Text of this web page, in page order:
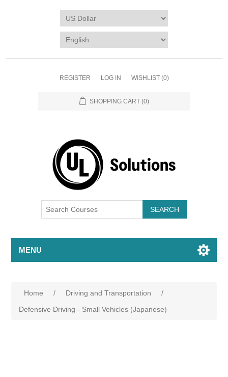
REGISTER LOG IN WISHLIST (0)
SHOPPING CART (0)
MENU
Home / Driving and Transportation
/
Defensive Driving - Small Vehicles (Japanese)